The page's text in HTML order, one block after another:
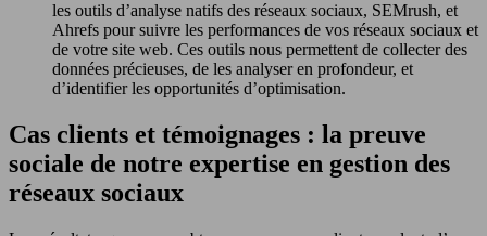
les outils d’analyse natifs des réseaux sociaux, SEMrush, et
Ahrefs pour suivre les performances de vos réseaux sociaux et
de votre site web. Ces outils nous permettent de collecter des
données précieuses, de les analyser en profondeur, et
d’identifier les opportunités d’optimisation.
Cas clients et témoignages : la preuve
sociale de notre expertise en gestion des
réseaux sociaux